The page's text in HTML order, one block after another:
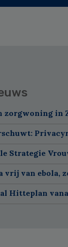
zorgwoning in
Strategie
vrij van ebola,
Hitteplan